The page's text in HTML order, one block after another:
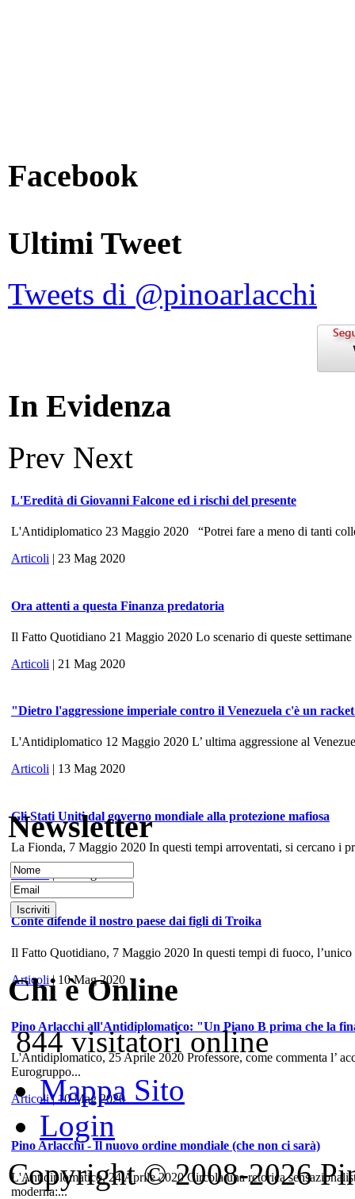
Facebook
Ultimi Tweet
Tweets di @pinoarlacchi
In Evidenza
Prev Next
L'Eredità di Giovanni Falcone ed i rischi del presente
L'Antidiplomatico 23 Maggio 2020 “Potrei fare a meno di tanti
Articoli | 23 Mag 2020
Ora attenti a questa Finanza predatoria
Il Fatto Quotidiano 21 Maggio 2020 Lo scenario di queste
Articoli | 21 Mag 2020
"Dietro l'aggressione imperiale contro il Venezuela c'è un
L'Antidiplomatico 12 Maggio 2020 L’ ultima aggressione al
Articoli | 13 Mag 2020
Gli Stati Uniti dal governo mondiale alla protezione mafiosa
La Fionda, 7 Maggio 2020 In questi tempi arroventati, si cercano i
Articoli
Conte difende il nostro paese dai figli di Troika
Il Fatto Quotidiano, 7 Maggio 2020 In questi tempi di fuoco,
Articoli| 10 Mag 2020
Pino Arlacchi all'Antidiplomatico: "Un Piano B prima che la
L'Antidiplomatico, 25 Aprile 2020 Professore, come commenta l’
Eurogruppo...
Articoli| 10 Mag 2020
Pino Arlacchi - Il nuovo ordine mondiale (che non ci sarà)
L'Antidiplomatico, 24 Aprile 2020 Circola una retorica
moderna:...
Newsletter
Chi è Online
844 visitatori online
Mappa Sito
Login
Copyright © 2008-2026